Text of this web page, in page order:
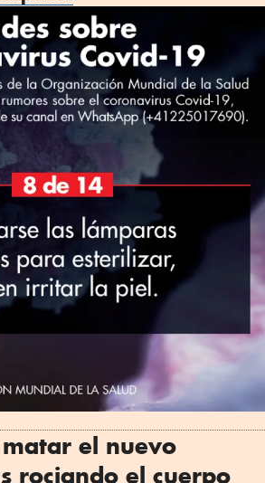
matar el nuevo
rociando el cuerpo